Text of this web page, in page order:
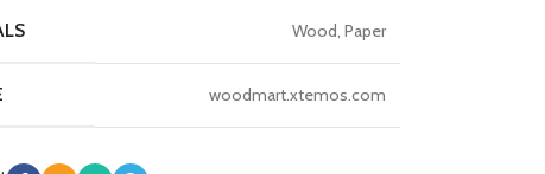
Wood, Paper
woodmart.xtemos.com